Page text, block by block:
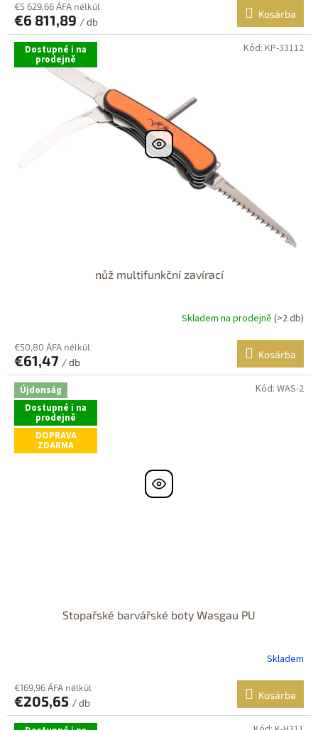
€5 629,66 ÁFA nélkül
€6 811,89 / db
Kosárba
Dostupné i na
prodejně
nůž multifunkční zavírací
átlagos
értékelése
5-
ből
5,0
csillag.
Skladem na prodejně(>2 db)
€50,80 ÁFA nélkül
€61,47 / db
Kosárba
Kód: KP-33112
Újdonság
Dostupné i na
prodejně
DOPRAVA
ZDARMA
Stopařské barvářské boty Wasgau PU
átlagos
értékelése
5-
Skladem
€169,96 ÁFA nélkül
€205,65 / db
Kosárba
Kód: WAS-2